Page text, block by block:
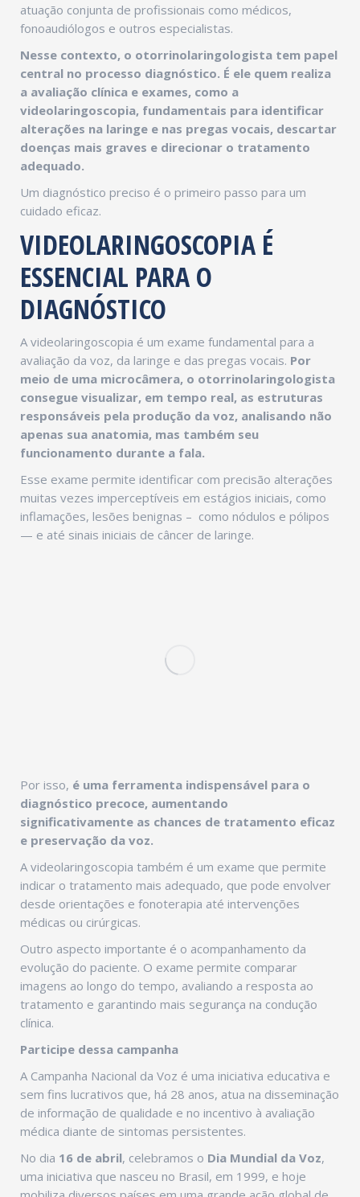
atuação conjunta de profissionais como médicos,
fonoaudiólogos e outros especialistas.
Nesse contexto, o otorrinolaringologista tem papel
central no processo diagnóstico. É ele quem realiza
a avaliação clínica e exames, como a
videolaringoscopia, fundamentais para identificar
alterações na laringe e nas pregas vocais, descartar
doenças mais graves e direcionar o tratamento
adequado.
Um diagnóstico preciso é o primeiro passo para um
cuidado eficaz.
VIDEOLARINGOSCOPIA É
ESSENCIAL PARA O
DIAGNÓSTICO
A videolaringoscopia é um exame fundamental para a
avaliação da voz, da laringe e das pregas vocais. Por
meio de uma microcâmera, o otorrinolaringologista
consegue visualizar, em tempo real, as estruturas
responsáveis pela produção da voz, analisando não
apenas sua anatomia, mas também seu
funcionamento durante a fala.
Esse exame permite identificar com precisão alterações
muitas vezes imperceptíveis em estágios iniciais, como
inflamações, lesões benignas – como nódulos e pólipos
— e até sinais iniciais de câncer de laringe.
Por isso, é uma ferramenta indispensável para o
diagnóstico precoce, aumentando
significativamente as chances de tratamento eficaz
e preservação da voz.
A videolaringoscopia também é um exame que permite
indicar o tratamento mais adequado, que pode envolver
desde orientações e fonoterapia até intervenções
médicas ou cirúrgicas.
Outro aspecto importante é o acompanhamento da
evolução do paciente. O exame permite comparar
imagens ao longo do tempo, avaliando a resposta ao
tratamento e garantindo mais segurança na condução
clínica.
Participe dessa campanha
A Campanha Nacional da Voz é uma iniciativa educativa e
sem fins lucrativos que, há 28 anos, atua na disseminação
de informação de qualidade e no incentivo à avaliação
médica diante de sintomas persistentes.
No dia 16 de abril, celebramos o Dia Mundial da Voz,
uma iniciativa que nasceu no Brasil, em 1999, e hoje